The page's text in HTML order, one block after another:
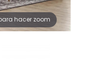
hacer zoom